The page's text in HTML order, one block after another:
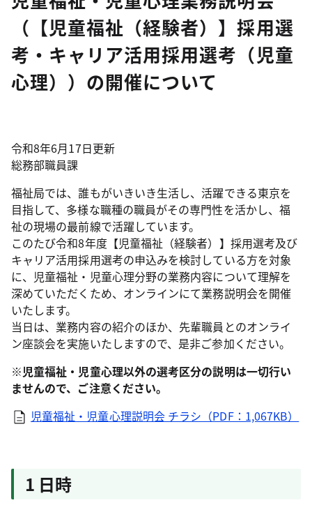
（【児童福祉（経験者）】採用選
考・キャリア活用採用選考（児童
心理））の開催について
令和8年6月17日更新
総務部職員課
福祉局では、誰もがいきいき生活し、活躍できる東京を
目指して、多様な職種の職員がその専門性を活かし、福
祉の現場の最前線で活躍しています。
このたび令和8年度【児童福祉（経験者）】採用選考及び
キャリア活用採用選考の申込みを検討している方を対象
に、児童福祉・児童心理分野の業務内容について理解を
深めていただくため、オンラインにて業務説明会を開催
いたします。
当日は、業務内容の紹介のほか、先輩職員とのオンライ
ン座談会を実施いたしますので、是非ご参加ください。
※児童福祉・児童心理以外の選考区分の説明は一切行い
ませんので、ご注意ください。
児童福祉・児童心理説明会 チラシ（PDF：1,067KB）
1 日時